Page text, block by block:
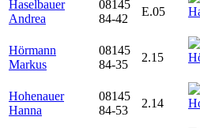
Haselbauer
Andrea
08145
84-42
E.05
Hörmann
Markus
08145
84-35
2.15
Hohenauer
Hanna
08145
84-53
2.14